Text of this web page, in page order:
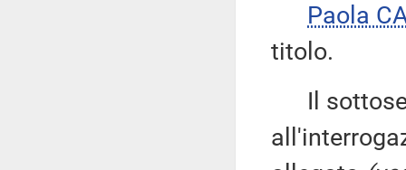
Paola
titolo.
Il